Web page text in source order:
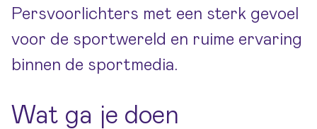
Persvoorlichters met een sterk gevoel
voor de sportwereld en ruime ervaring
binnen de sportmedia.
Wat ga je doen